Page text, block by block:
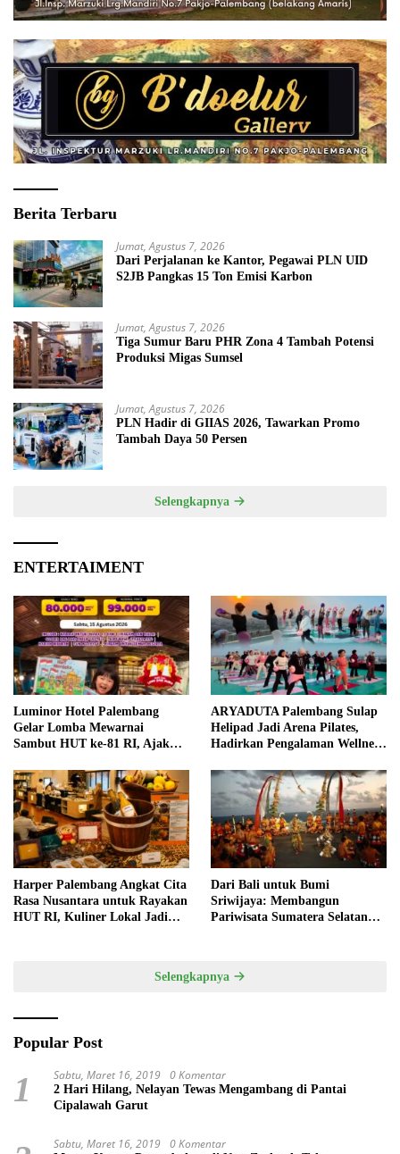
Berita Terbaru
Jumat, Agustus 7, 2026
Dari Perjalanan ke Kantor, Pegawai PLN UID
S2JB Pangkas 15 Ton Emisi Karbon
Jumat, Agustus 7, 2026
Tiga Sumur Baru PHR Zona 4 Tambah Potensi
Produksi Migas Sumsel
Jumat, Agustus 7, 2026
PLN Hadir di GIIAS 2026, Tawarkan Promo
Tambah Daya 50 Persen
Selengkapnya
ENTERTAIMENT
Luminor Hotel Palembang
Gelar Lomba Mewarnai
Sambut HUT ke-81 RI, Ajak
ARYADUTA Palembang Sulap
Helipad Jadi Arena Pilates,
Hadirkan Pengalaman Wellness
Harper Palembang Angkat Cita
Rasa Nusantara untuk Rayakan
HUT RI, Kuliner Lokal Jadi
Dari Bali untuk Bumi
Sriwijaya: Membangun
Pariwisata Sumatera Selatan
Selengkapnya
Popular Post
1 Sabtu, Maret 16, 2019 0 Komentar
2 Hari Hilang, Nelayan Tewas Mengambang di Pantai
Cipalawah Garut
Sabtu, Maret 16, 2019 0 Komentar